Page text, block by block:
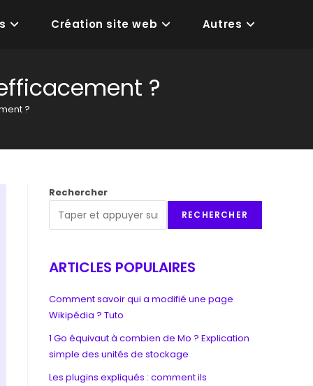
Création site web Autres
?
?
Rechercher
RECHERCHER
ARTICLES POPULAIRES
Comment savoir qui a modifié une page
Wikipédia ? Tuto
1 Go équivaut à combien de Mo ? Explication
simple des unités de stockage
Les plugins expliqués : comment ils